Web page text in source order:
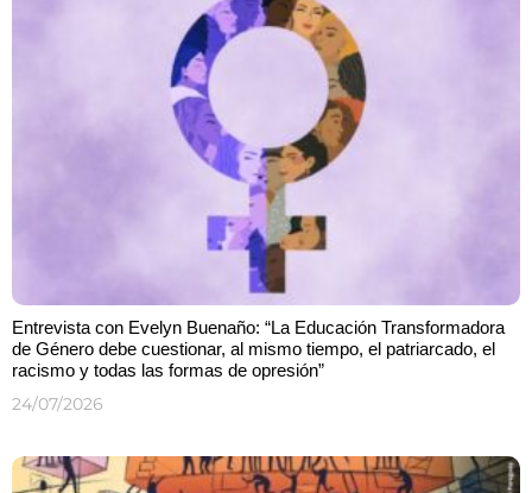
Entrevista con Evelyn Buenaño: “La Educación Transformadora
de Género debe cuestionar, al mismo tiempo, el patriarcado, el
racismo y todas las formas de opresión”
24/07/2026